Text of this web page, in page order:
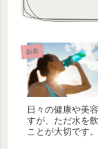
新着
日々の健康や美
すが、ただ水を
ことが大切です